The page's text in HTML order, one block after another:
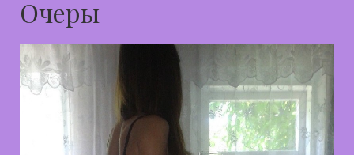
Очеры